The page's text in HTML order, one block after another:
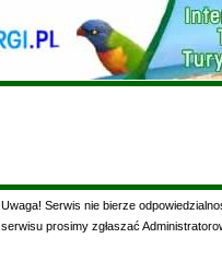
Uwaga! Serwis nie bierze
serwisu prosimy zgłaszać